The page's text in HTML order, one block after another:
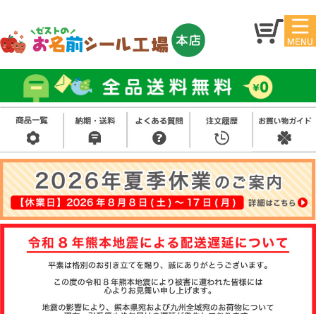
マイ
ジ
お名
前シ
ール
アイ
ロン
シー
ル
お買
い得
セッ
ト
スタ
ンプ
その
他